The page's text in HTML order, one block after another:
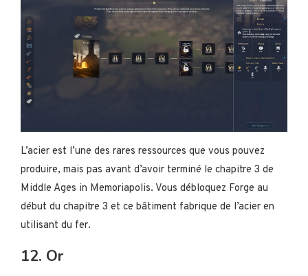
L’acier est l’une des rares ressources que vous pouvez
produire, mais pas avant d’avoir terminé le chapitre 3 de
Middle Ages in Memoriapolis. Vous débloquez Forge au
début du chapitre 3 et ce bâtiment fabrique de l’acier en
utilisant du fer.
12. Or